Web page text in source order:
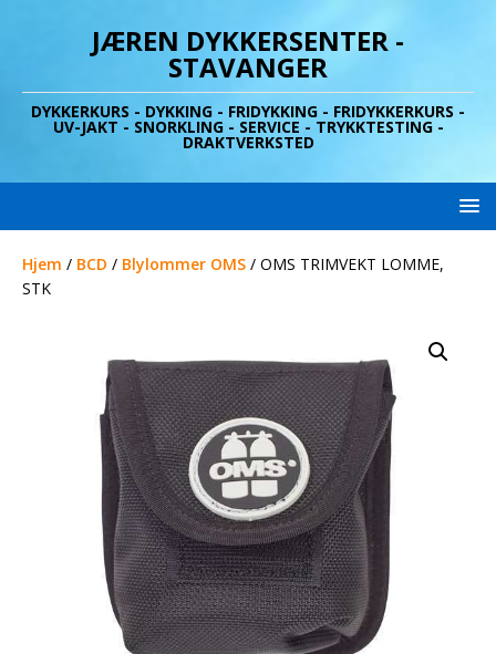
JÆREN DYKKERSENTER -
STAVANGER
DYKKERKURS - DYKKING - FRIDYKKING - FRIDYKKERKURS -
UV-JAKT - SNORKLING - SERVICE - TRYKKTESTING -
DRAKTVERKSTED
Hjem / BCD / Blylommer OMS / OMS TRIMVEKT LOMME,
STK